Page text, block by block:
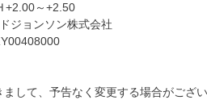
+2.00～+2.50
ジョンソン株式会社
して、予告なく変更する場合がござい